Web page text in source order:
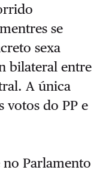
se
sexa
bilateral entre
A única
votos do PP e
Parlamento